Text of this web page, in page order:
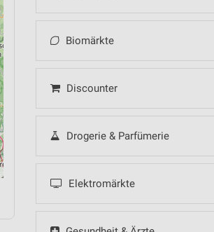
Biomärkte
Discounter
Drogerie & Parfümerie
Elektromärkte